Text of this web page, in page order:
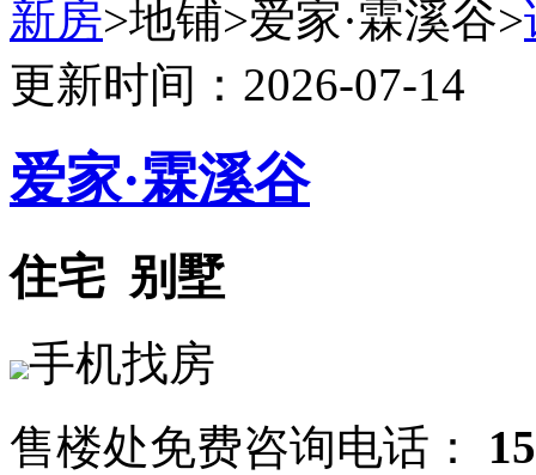
新房>地铺>爱家·霖溪谷>
更新时间：2026-07-14
爱家·霖溪谷
住宅 别墅
手机找房
售楼处免费咨询电话：